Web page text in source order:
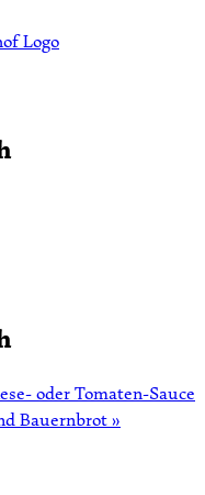
oder Tomaten-Sauce
Bauernbrot»